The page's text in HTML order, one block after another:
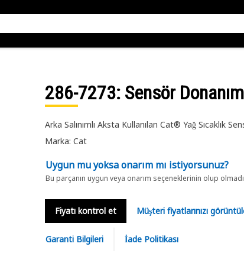
286-7273: Sensör
Arka Salınımlı Aksta Kullanılan Cat® Yağ Sıcaklık
Marka: Cat
Uygun mu yoksa onarım mı istiyorsunuz?
Bu parçanın uygun veya onarım seçeneklerinin olup
Fiyatı kontrol et Müşteri fiyatlarınızı
Garanti Bilgileri İade Politikası